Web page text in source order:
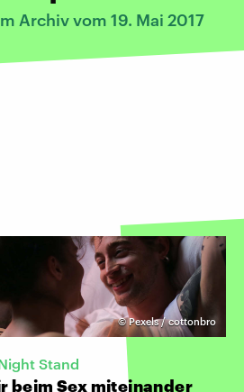
Archiv vom 19. Mai 2017
©Pexels / cottonbro
Stand
beim Sex miteinander